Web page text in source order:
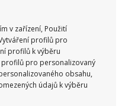
v zařízení, Použití
profilů pro
profilů k výběru
profilů pro personalizovaný
obsahu,
údajů k výběru